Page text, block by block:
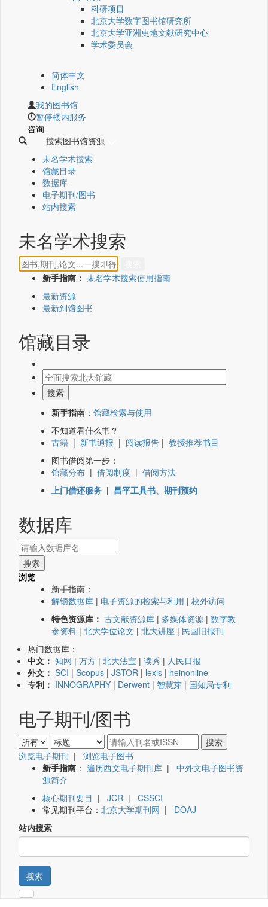
科研项目
北京大学数字图书馆研究所
北京大学亚洲史地文献研究中心
学术委员会
简体中文
English
我的图书馆
暂停楼内服务
咨询
搜索图书馆资源
未名学术搜索
馆藏目录
数据库
电子期刊/图书
站内搜索
未名学术搜索
新手指南： 未名学术搜索使用指南
最新资源
最新到馆图书
馆藏目录
新手指南 ： 馆藏检索与使用
不知道看什么书？
古籍 | 新书通报 | 阅读报告 | 教授推荐书目
图书借阅第一步：
馆藏分布 | 借阅制度 | 借阅方法
上门借还服务 | 昌平工具书、期刊预约
数据库
浏览
新手指南：
解锁数据库 | 电子资源的检索与利用 | 校外访问
特色资源库： 古文献资源库 | 多媒体资源 | 数字教
参资料 | 北大学位论文 | 北大讲座 | 民国旧报刊
热门数据库：
中文： 知网 | 万方 | 北大法宝 | 读秀 | 人民日报
外文： SCI | Scopus | JSTOR | lexis | heinonline
专利： INNOGRAPHY | Derwent | 智慧芽 | 国知局专利
电子期刊/图书
浏览电子期刊 | 浏览电子图书
新手指南 ： 遍历西文电子期刊库 | 中外文电子图书资
源简介
核心期刊要目 | JCR | CSSCI
常见期刊平台： 北京大学期刊网 | DOAJ
站内搜索
搜索